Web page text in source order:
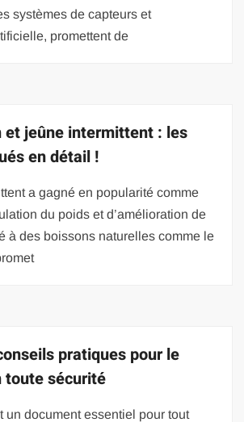
systèmes de capteurs et
promettent de
et jeûne intermittent : les
en détail !
a gagné en popularité comme
du poids et d’amélioration de
à des boissons naturelles comme le
pratiques pour le
toute sécurité
un document essentiel pour tout